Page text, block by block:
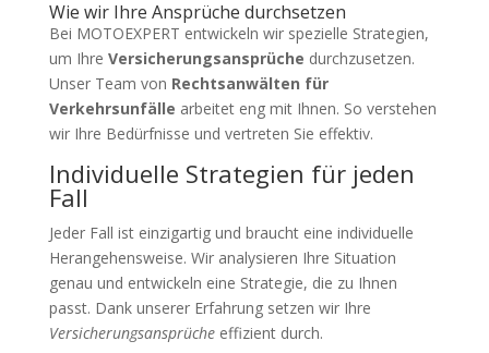
Wie wir Ihre Ansprüche durchsetzen
Bei MOTOEXPERT entwickeln wir spezielle Strategien,
um Ihre Versicherungsansprüche durchzusetzen.
Unser Team von Rechtsanwälten für
Verkehrsunfälle arbeitet eng mit Ihnen. So verstehen
wir Ihre Bedürfnisse und vertreten Sie effektiv.
Individuelle Strategien für jeden
Fall
Jeder Fall ist einzigartig und braucht eine individuelle
Herangehensweise. Wir analysieren Ihre Situation
genau und entwickeln eine Strategie, die zu Ihnen
passt. Dank unserer Erfahrung setzen wir Ihre
Versicherungsansprücheeffizient durch.